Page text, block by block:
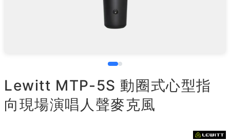
Lewitt MTP-5S 動圈式心型指
向現場演唱人聲麥克風